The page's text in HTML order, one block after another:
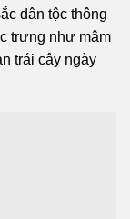
dân tộc thông
trưng như mâm
trái cây ngày